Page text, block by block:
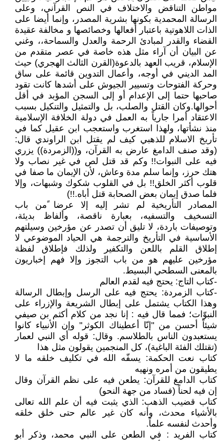
مواطن التناقض والاختلاف في النص القرآني، وعلى
الرسالة المحمدية بكونها بشرية المصدر، وإنما أيضا على
الذات اللاهوتية باعتبار أفعالها وخصائصها و مخالفة عقيدة
القضاء والقدر لمبادئ الرحمة والعدل والسماحة،، وغني
عن البيان أن آراء مثل هذه خاصة في عصر متقدم من
الإسلام، قريب العهد بالدعوة(القرن الثالث الهجري) حيث
المد الديني في أوجه، وأعمال التدوين قائمة على ساق
وحركة الفتوحات وتسيير الجيوش على أشدها كانت تقود
صاحبها حتما إلى الإعدام أو إلى السجن المؤبد في أقل
أحوالها.وكان القتل والصلب، بل والتمثيل والتنكيل بسبب
الاعتقاد أمرا جارياً به العمل في دولة الخلافة الإسلامية
منذ نشأتها، ولهذا استغرب واستعجب ابن عقيل كما في
تأريخ الاسلام للذهبي كيف لم يقتل ابن الراوندي قال:
(وقد صنف الدامغ عارض به القرآن، و((الزمردة)) يزري
فيه على النبوات!! وكم قد قتل لص في غير نصاب ولا
هتك حرز، وإنما سلم مدة وعاش، لأن الإيمان ما صفا في
قلوب أكثر الخلق!! بل في القلوب شكوك وشبهات، وإلا
فلما صدق إيمان بعض الصحابة قتل أباه.!!)
المصادر التأريخية لم تشر إليه إلا عرضا ًمن باب
التسخيف والتسفيه، بعبارة ناقصة، وألفاظ بديئة،
وتوصيفات باردة، لا تليق أن تصدر عن مؤرخين وسيلتهم
الأساسية في التأريخ والترجمة هي الحياد الموضوعي لا
إطلاق القلم باللعن والتكفير ولذلك فإطلاق لفظة
مؤرخين عليهم هو من باب التجوز وإلا فهم إخباريون
بالمعنى السطحي البسيط.
-كتاب التاج: يحتج فيه لقدم العالم
-كتاب الزمردة: يحتج فيه على الرسل وإبطال الرسالة
وهذا الكتاب يشتمل على إبطال الشريعة والإزراء على
النبوّات؛ فمما قال فيه : إنا نجد من كلام أكثم بن صيفي
شيئاً أحسن من "إنّا أعطيناك الكوثر" وإن الأنبياء كانوا
يستعبدون الناس بالطلاسم. وقال: قوله أي النبي لعمار
(تقتلك الفئة الباغية)، كل المنجمين يقولون مثل هذا
كتاب نعت الحكمة: يسفّه الله في تكليف خلقه ما لا
يطيقون من أمره ونهيه
كتاب الدامغ للقرآن: يطعن فيه على نظم القرآن وقال
إن فيه لحناً (فساد من جهة النحو)
كتاب قضيب الذهب: الذي يثبت فيه أن علم الله تعالى
بالأشياء محدث، وأنه كان غير عالم حتى خلق خلقه
وأحدث لنفسه علماً.
كتاب الفريد : في الطعن على النبي محمد، وذكر أبو